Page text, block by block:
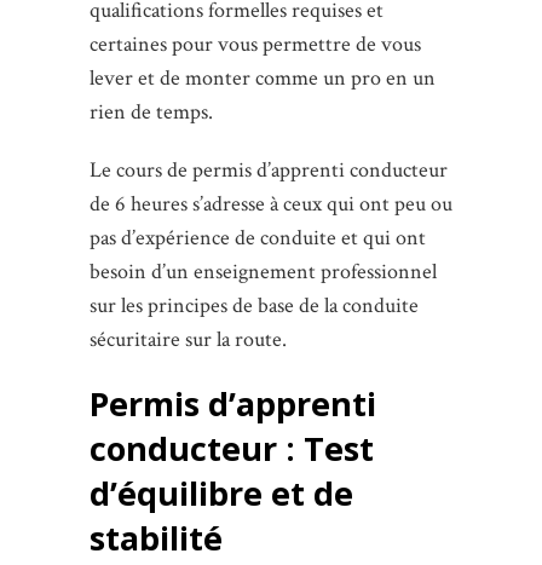
qualifications formelles requises et
certaines pour vous permettre de vous
lever et de monter comme un pro en un
rien de temps.
Le cours de permis d’apprenti conducteur
de 6 heures s’adresse à ceux qui ont peu ou
pas d’expérience de conduite et qui ont
besoin d’un enseignement professionnel
sur les principes de base de la conduite
sécuritaire sur la route.
Permis d’apprenti
conducteur : Test
d’équilibre et de
stabilité